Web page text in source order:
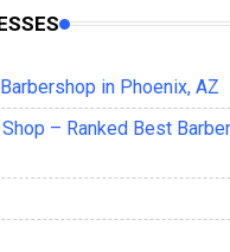
in Phoenix, AZ
Shop – Ranked Best